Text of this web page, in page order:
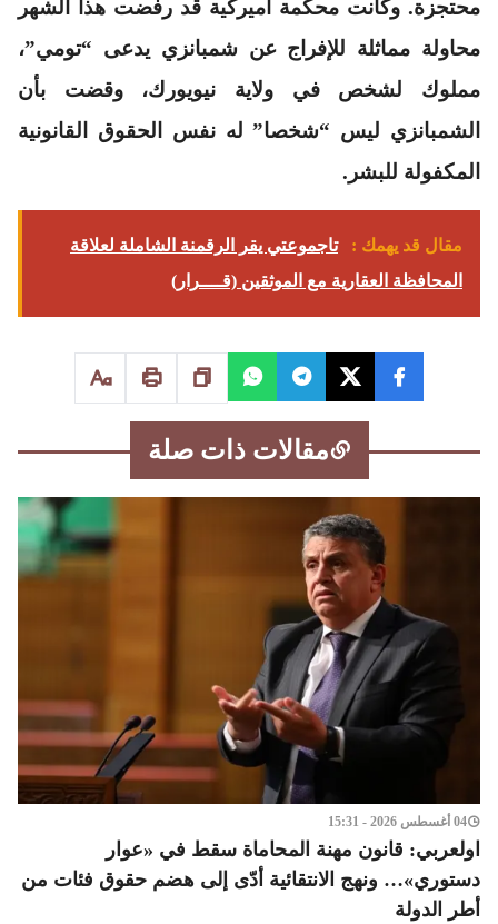
محتجزة. وكانت محكمة أميركية قد رفضت هذا الشهر
محاولة مماثلة للإفراج عن شمبانزي يدعى “تومي”،
مملوك لشخص في ولاية نيويورك، وقضت بأن
الشمبانزي ليس “شخصا” له نفس الحقوق القانونية
المكفولة للبشر.
مقال قد يهمك :
تاجموعتي يقر الرقمنة الشاملة لعلاقة
المحافظة العقارية مع الموثقين (قــــرار)
مقالات ذات صلة
04 أغسطس 2026 - 15:31
اولعربي: قانون مهنة المحاماة سقط في «عوار
دستوري»… ونهج الانتقائية أدّى إلى هضم حقوق فئات من
أطر الدولة